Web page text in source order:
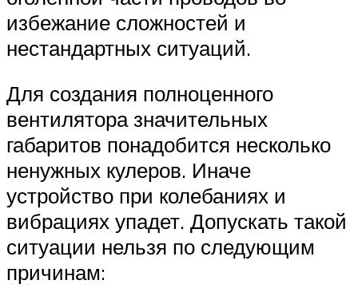
избежание сложностей и
нестандартных ситуаций.
Для создания полноценного
вентилятора значительных
габаритов понадобится несколько
ненужных кулеров. Иначе
устройство при колебаниях и
вибрациях упадет. Допускать такой
ситуации нельзя по следующим
причинам: